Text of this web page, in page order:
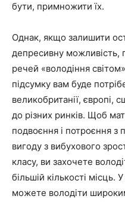
бути, примножити їх.
Однак, якщо залишити
депресивну
речей «володіння
підсумку вам буде
великобританії, європі,
до різних ринків. Щоб
подвоєння і потроєння з
вигоду з вибухового
класу, ви захочете
більшій кількості місць.
можете володіти